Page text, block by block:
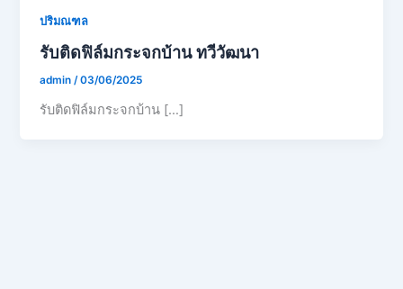
ปริมณฑล
รับติดฟิล์มกระจกบ้าน ทวีวัฒนา
admin /03/06/2025
รับติดฟิล์มกระจกบ้าน […]